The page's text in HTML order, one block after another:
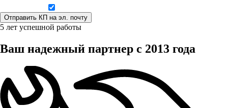
5 лет успешной работы
Ваш надежный партнер с 2013 года